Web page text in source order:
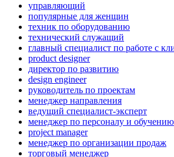
управляющий
популярные для женщин
техник по оборудованию
технический служащий
главный специалист по работе с
product designer
директор по развитию
design engineer
руководитель по проектам
менеджер направления
ведущий специалист-эксперт
менеджер по персоналу и обучению
project manager
менеджер по организации продаж
торговый менеджер